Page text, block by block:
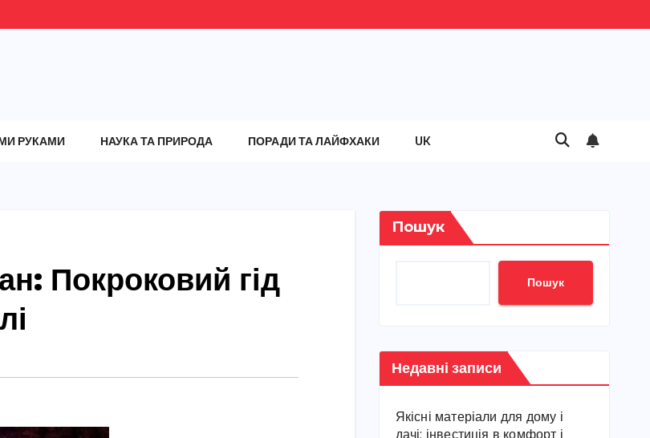
РУКАМИ НАУКА ТА ПРИРОДА ПОРАДИ ТА ЛАЙФХАКИ UK
Покроковий гід
Пошук
Пошук
Недавні записи
Якісні матеріали для дому і
дачі: інвестиція в комфорт і